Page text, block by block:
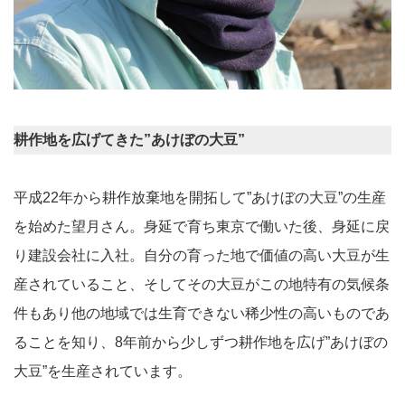
耕作地を広げてきた”あけぼの大豆”
平成22年から耕作放棄地を開拓して”あけぼの大豆”の生産
を始めた望月さん。身延で育ち東京で働いた後、身延に戻
り建設会社に入社。自分の育った地で価値の高い大豆が生
産されていること、そしてその大豆がこの地特有の気候条
件もあり他の地域では生育できない稀少性の高いものであ
ることを知り、8年前から少しずつ耕作地を広げ”あけぼの
大豆”を生産されています。